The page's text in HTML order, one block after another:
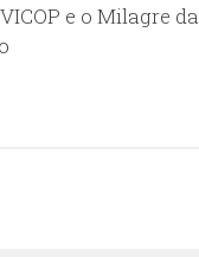
e o Milagre da